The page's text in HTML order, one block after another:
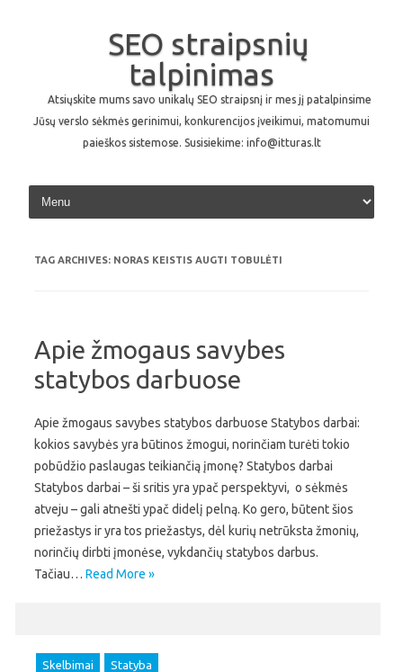
SEO straipsnių
talpinimas
Atsiųskite mums savo unikalų SEO straipsnį ir mes jį patalpinsime
Jūsų verslo sėkmės gerinimui, konkurencijos įveikimui, matomumui
paieškos sistemose. Susisiekime: info@itturas.lt
Skip to content
TAG ARCHIVES: NORAS KEISTIS AUGTI TOBULĖTI
Apie žmogaus savybes
statybos darbuose
Apie žmogaus savybes statybos darbuose Statybos darbai:
kokios savybės yra būtinos žmogui, norinčiam turėti tokio
pobūdžio paslaugas teikiančią įmonę? Statybos darbai
Statybos darbai – ši sritis yra ypač perspektyvi, o sėkmės
atveju – gali atnešti ypač didelį pelną. Ko gero, būtent šios
priežastys ir yra tos priežastys, dėl kurių netrūksta žmonių,
norinčių dirbti įmonėse, vykdančių statybos darbus.
Tačiau… Read More »
Skelbimai Statyba